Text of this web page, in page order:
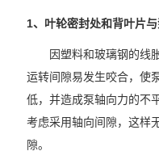
1、叶轮密封处和背叶片
因塑料和玻璃钢的线胀
运转间隙易发生咬合，使
低，并造成泵轴向力的不
考虑采用轴向间隙，这样
隙。